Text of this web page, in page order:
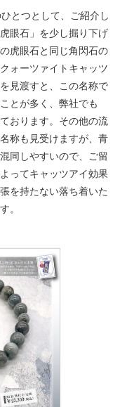
とつとして、ご紹介し
眼石」を少し掘り下げ
虎眼石と同じ角閃石の
ォーツァイトキャッツ
見渡すと、この名称で
とが多く、弊社でも
おります。その他の流
称も見受けますが、青
同しやすいので、ご留
ってキャッツアイ効果
を持たない落ち着いた
。